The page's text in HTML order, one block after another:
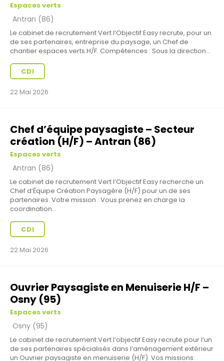
Espaces verts
Antran (86)
Le cabinet de recrutement Vert l’Objectif Easy recrute, pour un
de ses partenaires, entreprise du paysage, un Chef de
chantier espaces verts H/F. Compétences : Sous la direction...
CDI
22 Mai 2026
Chef d’équipe paysagiste – Secteur
création (H/F) – Antran (86)
Espaces verts
Antran (86)
Le cabinet de recrutement Vert l’Objectif Easy recherche un
Chef d’Équipe Création Paysagère (H/F) pour un de ses
partenaires. Votre mission : Vous prenez en charge la
coordination...
CDI
22 Mai 2026
Ouvrier Paysagiste en Menuiserie H/F –
Osny (95)
Espaces verts
Osny (95)
Le cabinet de recrutement Vert l’objectif Easy recrute pour l’un
de ses partenaires spécialisés dans l’aménagement extérieur
un Ouvrier paysagiste en menuiserie (H/F). Vos missions: